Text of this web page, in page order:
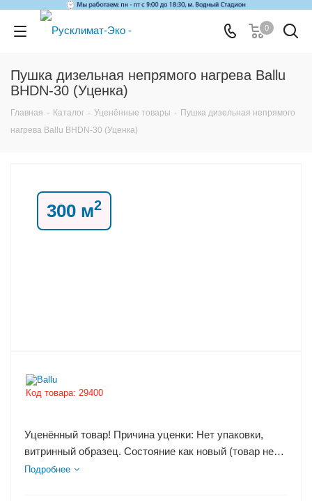
0
Пушка дизельная непрямого нагрева Ballu
BHDN-30 (Уценка)
Главная - Каталог - Уценённые товары - Пушка дизельная непрямого
нагрева Ballu BHDN-30 (Уценка)
300 м2
Код товара: 29400
Уценённый товар! Причина уценки: Нет упаковки,
витринный образец. Состояние как новый (товар не
был в употреблении).
Подробнее